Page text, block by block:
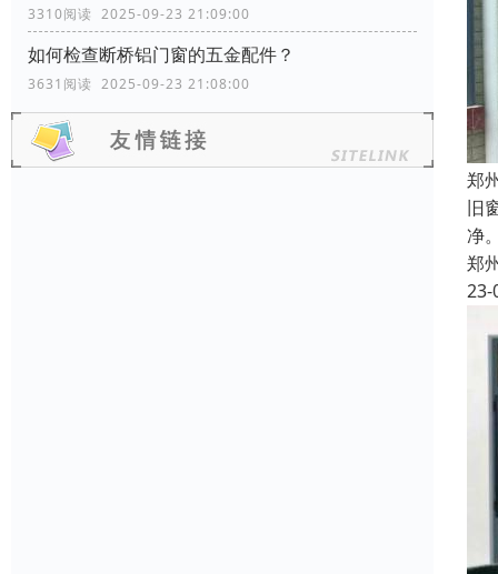
3310阅读 2025-09-23 21:09:00
如何检查断桥铝门窗的五金配件？
3631阅读 2025-09-23 21:08:00
郑
旧
净
郑
23-